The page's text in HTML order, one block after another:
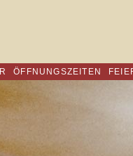
ÖFFNUNGSZEITEN